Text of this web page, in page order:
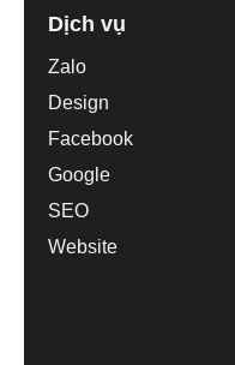
Dịch vụ
Zalo
Design
Facebook
Google
SEO
Website